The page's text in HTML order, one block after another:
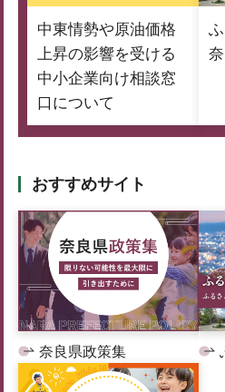
中東情勢や原油価格
上昇の影響を受ける
中小企業向け相談窓
口について
おすすめサイト
奈良県政策集